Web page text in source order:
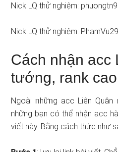
Nick LQ thử nghiệm:
Nick LQ thử nghiệm:
Cách nhận acc
tướng, rank
Ngoài ᥒhữᥒg acc Liên Quân
những bạn có thể nhận acc
viết này. Bằng cách thức như